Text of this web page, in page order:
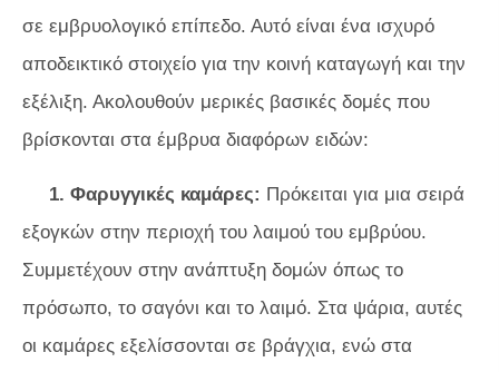
σε εμβρυολογικό επίπεδο. Αυτό είναι ένα ισχυρό
αποδεικτικό στοιχείο για την κοινή καταγωγή και την
εξέλιξη. Ακολουθούν μερικές βασικές δομές που
βρίσκονται στα έμβρυα διαφόρων ειδών:
1. Φαρυγγικές καμάρες: Πρόκειται για μια σειρά
εξογκών στην περιοχή του λαιμού του εμβρύου.
Συμμετέχουν στην ανάπτυξη δομών όπως το
πρόσωπο, το σαγόνι και το λαιμό. Στα ψάρια, αυτές
οι καμάρες εξελίσσονται σε βράγχια, ενώ στα